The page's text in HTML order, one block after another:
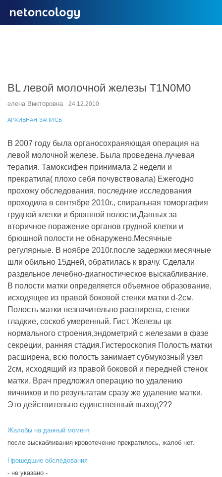
ВL левой молочной железы T1N0M0
елена Вмкторовна 24.12.2010
АРХИВНАЯ ЗАПИСЬ
В 2007 году была органосохраняющая операция на
левой молочной железе. Была проведена лучевая
терапия. Тамоксифен принимала 2 недели и
прекратила( плохо себя почувствовала) Ежегодно
прохожу обследования, последние исследования
проходила в сентябре 2010г., спиральная томоргафия
грудной клетки и брюшной полости.Данных за
вторичное поражение органов грудной клетки и
брюшной полости не обнаружено.Месячные
регулярные. В ноябре 2010г.после задержки месячные
шли обильно 15дней, обратилась к врачу. Сделали
раздельное лечебно-диагностическое выскабливание.
В полости матки определяется объемное образование,
исходящее из правой боковой стенки матки d-2см.
Полость матки незначительно расширена, стенки
гладкие, соскоб умеренный. Гист. Железы цк
нормального строения,эндометрий с железами в фазе
секреции, ранняя стадия.Гистероскопия Полость матки
расширена, всю полость занимает субмукозный узел
2см, исходящий из правой боковой и передней стенок
матки. Врач предложил операцию по удалению
яичников и по результатам сразу же удаление матки.
Это действительно единственный выход???
Жалобы на данный момент
после выскабливания кровотечение прекратилось, жалоб нет.
Прошедшие обследования
- не указано -